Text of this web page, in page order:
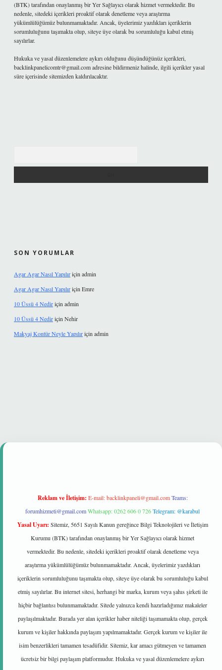
(BTK) tarafından onaylanmış bir Yer Sağlayıcı olarak hizmet vermektedir. Bu
nedenle, sitedeki içerikleri proaktif olarak denetleme veya araştırma
yükümlülüğümüz bulunmamaktadır. Ancak, üyelerimiz yazdıkları içeriklerin
sorumluluğunu taşımakta olup, siteye üye olarak bu sorumluluğu kabul etmiş
sayılırlar.
Hukuka ve yasal düzenlemelere aykırı olduğunu düşündüğünüz içerikleri,
backlinkpanelicomtr@gmail.comadresine bildirmeniz halinde, ilgili içerikler yasal
süre içerisinde sitemizden kaldırılacaktır.
SON YORUMLAR
Agar Agar Nasıl Yapılıriçin admin
Agar Agar Nasıl Yapılıriçin Emre
10 Üssü 4 Nediriçin admin
10 Üssü 4 Nediriçin Nehir
Makyaj Kontür Neyle Yapılıriçin admin
mi
Reklam ve İletişim: E-mail:backlinkpaneli@gmail.com Teams:
forumhizmeti@gmail.comWhatsapp: 0262 606 0 726Telegram: @karabul
Yasal Uyarı: Sitemiz, 5651 Sayılı Kanun gereğince Bilgi Teknolojileri ve İletişim
Kurumu (BTK) tarafından onaylanmış bir Yer Sağlayıcı olarak hizmet
vermektedir. Bu nedenle, sitedeki içerikleri proaktif olarak denetleme veya
araştırma yükümlülüğümüz bulunmamaktadır. Ancak, üyelerimiz yazdıkları
içeriklerin sorumluluğunu taşımakta olup, siteye üye olarak bu sorumluluğu kabul
etmiş sayılırlar. Bu internet sitesi, herhangi bir marka, kurum veya şahıs şirketi ile
hiçbir bağlantısı bulunmamaktadır. Sitede yalnızca kendi hazırladığımız makaleler
paylaşılmaktadır. Burada yer alan içerikler haber niteliği taşımamakta olup, gerçek
kurum ve kişiler hakkında paylaşım yapılmamaktadır. Gerçek kurum ve kişiler ile
isim benzerlikleri tamamen tesadüfidir. Sitemiz, kar amacı gütmeyen ve tamamen
ücretsiz bir bilgi paylaşım platformudur. Hukuka ve yasal düzenlemelere aykırı